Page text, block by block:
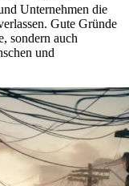
Unternehmen die
Gute Gründe
sondern auch
und